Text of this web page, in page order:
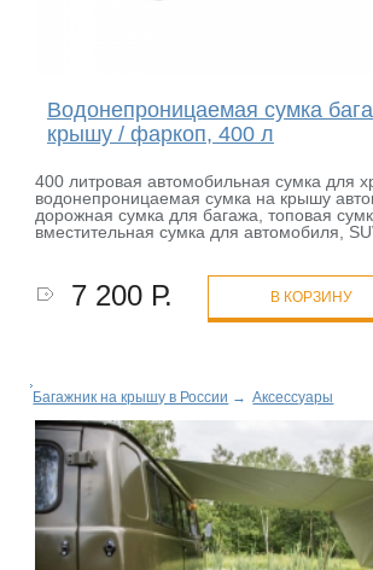
Водонепроницаемая сумка
крышу / фаркоп, 400 л
400 литровая автомобильная сумка для
водонепроницаемая сумка на крышу
дорожная сумка для багажа, топовая
вместительная сумка для автомобиля,
7 200 Р. В КОРЗИНУ
Багажник на крышу в России → Аксессуары